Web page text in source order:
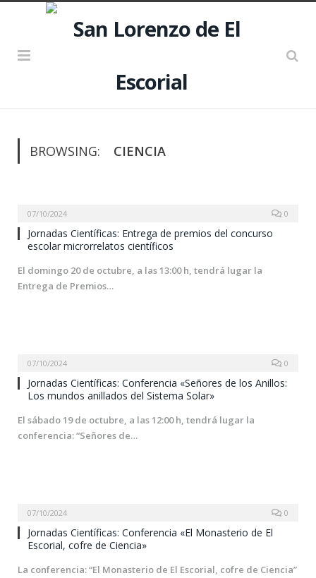
BROWSING: CIENCIA
07/10/2024 0
Jornadas Científicas: Entrega de premios del concurso
escolar microrrelatos científicos
El domingo 20 de octubre, a las 13:00 h, tendrá lugar la
Entrega de Premios…
07/10/2024 0
Jornadas Científicas: Conferencia «Señores de los Anillos:
Los mundos anillados del Sistema Solar»
El sábado 19 de octubre, a las 12:00 h, tendrá lugar la
conferencia: “Señores de…
07/10/2024 0
Jornadas Científicas: Conferencia «El Monasterio de El
Escorial, cofre de Ciencia»
La conferencia: “El Monasterio de El Escorial, cofre de Ciencia”